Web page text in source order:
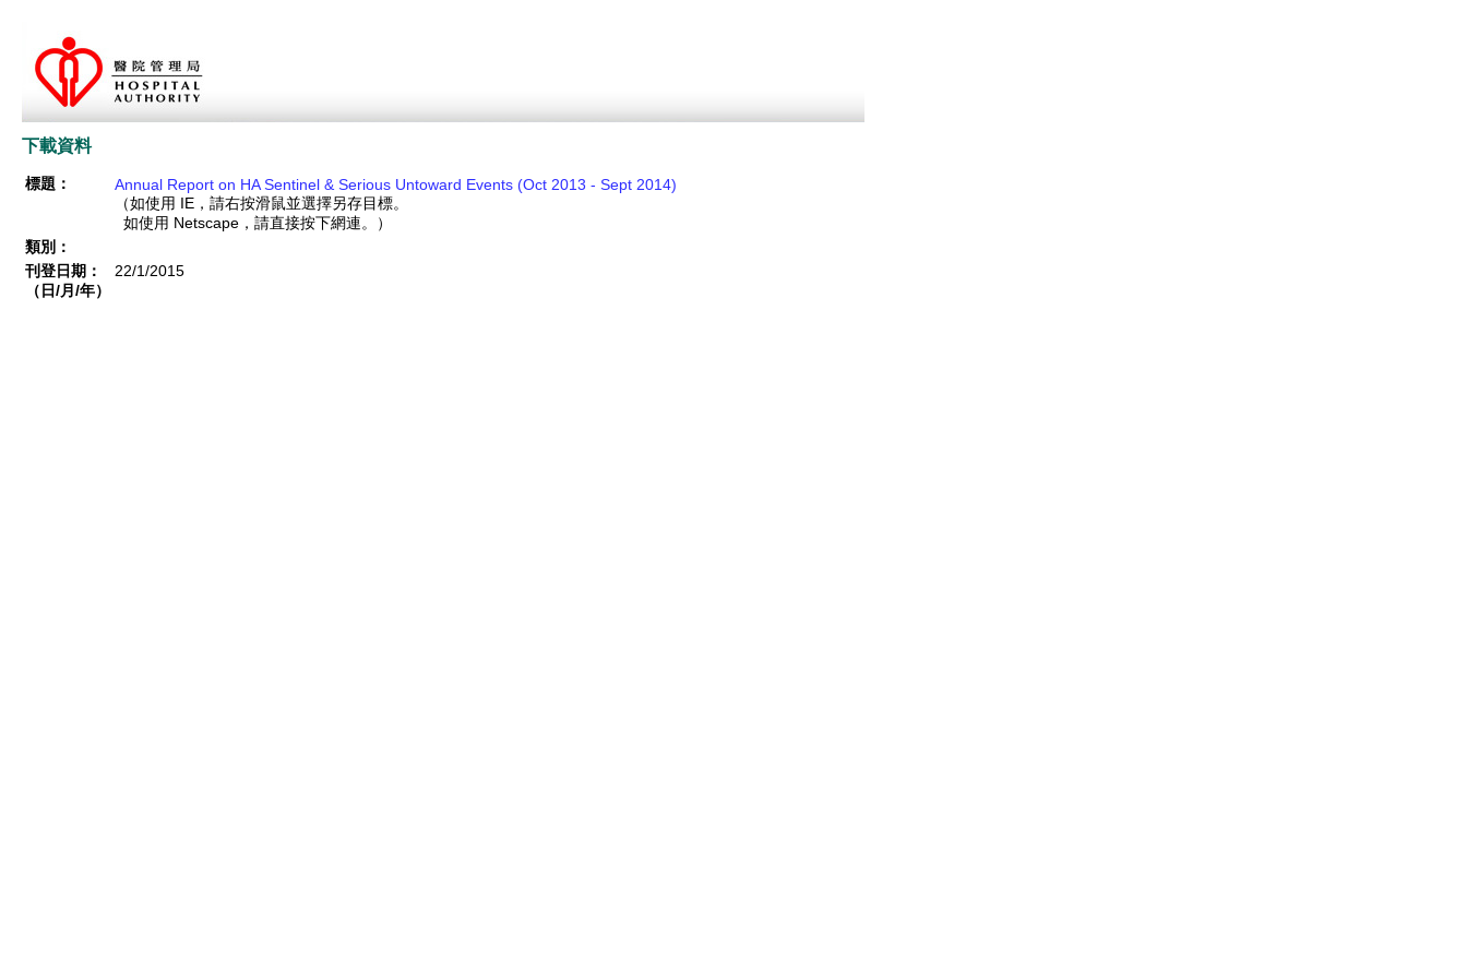
下載資料
標題：
Annual Report on HA Sentinel & Serious Untoward Events (Oct 2013 - Sept 2014)
（如使用 IE，請右按滑鼠並選擇另存目標。
如使用 Netscape，請直接按下網連。）
類別：
刊登日期：
（日/月/年）
22/1/2015